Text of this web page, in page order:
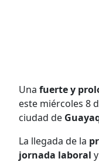
Una fuerte y
este miércoles 8
ciudad de
La llegada de la
jornada laboral